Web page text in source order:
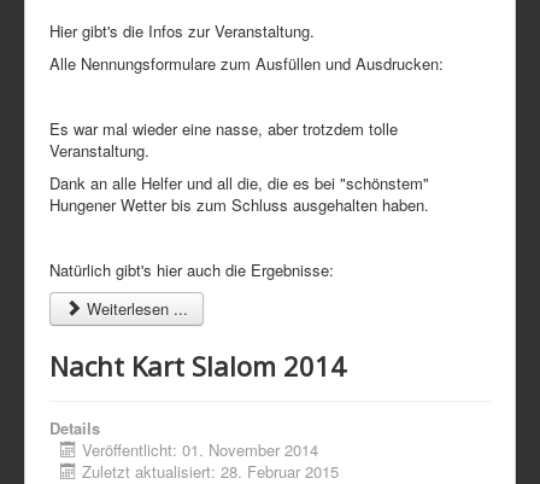
Hier gibt's die Infos zur Veranstaltung.
Alle Nennungsformulare zum Ausfüllen und Ausdrucken:
Es war mal wieder eine nasse, aber trotzdem tolle
Veranstaltung.
Dank an alle Helfer und all die, die es bei "schönstem"
Hungener Wetter bis zum Schluss ausgehalten haben.
Natürlich gibt's hier auch die Ergebnisse:
Weiterlesen ...
Nacht Kart Slalom 2014
Details
Veröffentlicht: 01. November 2014
Zuletzt aktualisiert: 28. Februar 2015